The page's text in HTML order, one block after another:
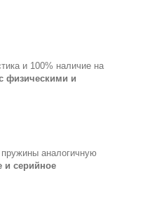
и 100% наличие на
физическими и
пружины аналогичную
и серийное